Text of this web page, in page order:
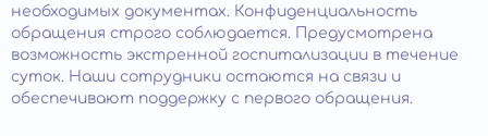
необходимых документах. Конфиденциальность
обращения строго соблюдается. Предусмотрена
возможность экстренной госпитализации в течение
суток. Наши сотрудники остаются на связи и
обеспечивают поддержку с первого обращения.